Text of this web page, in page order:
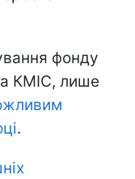
фонду
КМІС, лише
.